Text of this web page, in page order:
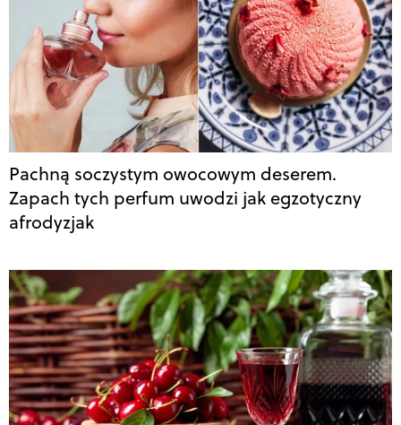
Pachną soczystym owocowym deserem.
Zapach tych perfum uwodzi jak egzotyczny
afrodyzjak